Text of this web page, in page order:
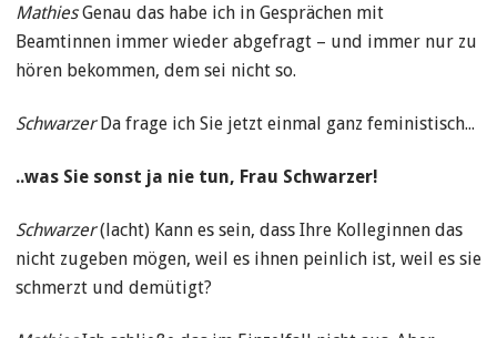
MathiesGenau das habe ich in Gesprächen mit
Beamtinnen immer wieder abgefragt – und immer nur zu
hören bekommen, dem sei nicht so.
SchwarzerDa frage ich Sie jetzt einmal ganz feministisch...
..was Sie sonst ja nie tun, Frau Schwarzer!
Schwarzer(lacht) Kann es sein, dass Ihre Kolleginnen das
nicht zugeben mögen, weil es ihnen peinlich ist, weil es sie
schmerzt und demütigt?